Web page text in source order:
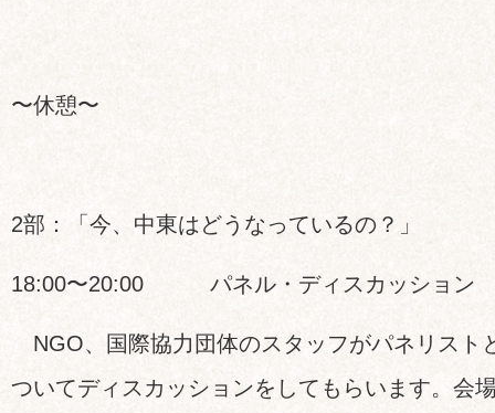
〜休憩〜
2部：「今、中東はどうなっているの？」
18:00〜20:00 パネル・ディスカッション
NGO、国際協力団体のスタッフがパネリスト
ついてディスカッションをしてもらいます。会